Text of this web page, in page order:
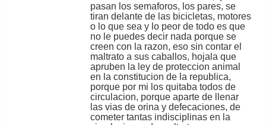
pasan los semaforos, los pares, se
tiran delante de las bicicletas, motores
o lo que sea y lo peor de todo es que
no le puedes decir nada porque se
creen con la razon, eso sin contar el
maltrato a sus caballos, hojala que
apruben la ley de proteccion animal
en la constitucion de la republica,
porque por mi los quitaba todos de
circulacion, porque aparte de llenar
las vias de orina y defecaciones, de
cometer tantas indisciplinas en la